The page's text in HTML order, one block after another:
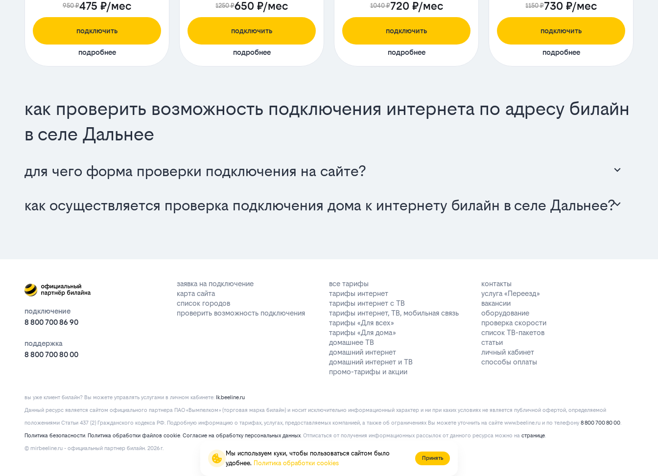
950 ₽475 ₽/мес
подключить
подробнее
1250 ₽650 ₽/мес
подключить
подробнее
1040 ₽720 ₽/мес
подключить
подробнее
1150 ₽730 ₽/мес
подключить
подробнее
как проверить возможность подключения интернета по адресу билайн
в селе Дальнее
для чего форма проверки подключения на сайте?
как осуществляется проверка подключения дома к интернету билайн в селе Дальнее?
подключение
8 800 700 86 90
поддержка
8 800 700 80 00
заявка на подключение
карта сайта
список городов
проверить возможность подключения
все тарифы
тарифы интернет
тарифы интернет с ТВ
тарифы интернет, ТВ, мобильная связь
тарифы «Для всех»
тарифы «Для дома»
домашнее ТВ
домашний интернет
домашний интернет и ТВ
промо-тарифы и акции
контакты
услуга «Переезд»
вакансии
оборудование
проверка скорости
список ТВ-пакетов
статьи
личный кабинет
способы оплаты
вы уже клиент билайн? Вы можете управлять услугами в личнoм кaбинeтe: lk.beeline.ru
Данный ресурс является сайтом официального партнера ПАО «Вымпелком» (торговая марка билайн) и носит исключительно информационный характер и ни при каких условиях не является публичной офертой, определяемой
положениями Статьи 437 (2) Гражданского кодекса РФ. Подробную информацию о тарифах, услугах, предоставляемых компанией, а также об ограничениях Вы можете уточнить на сайте www.beeline.ru и по телефону 8 800 700 80 00.
Политика безопасности. Политика обработки файлов cookie. Согласие на обработку персональных данных. Отписаться от получения информационных рассылок от данного ресурса можно на странице.
© mirbeeline.ru - официальный партнер билайн. 2026 г.
Мы используем куки, чтобы пользоваться сайтом было
удобнее. Политика обработки cookies
Принять